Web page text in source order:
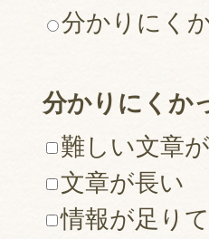
分かりにく
分かりにくか
難しい文章
文章が長い
情報が足り